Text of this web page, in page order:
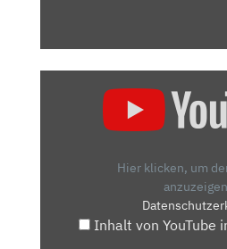
SHOOTING
NEUVORSTELLUNG
Hier klicken, um
Inhalt von YouTube